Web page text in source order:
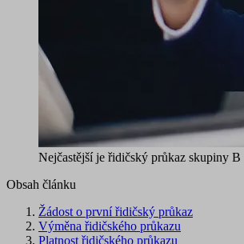
Nejčastější je řidičský průkaz skupiny B
Obsah článku
Žádost o první řidičský průkaz
Výměna řidičského průkazu
Platnost řidičského průkazu